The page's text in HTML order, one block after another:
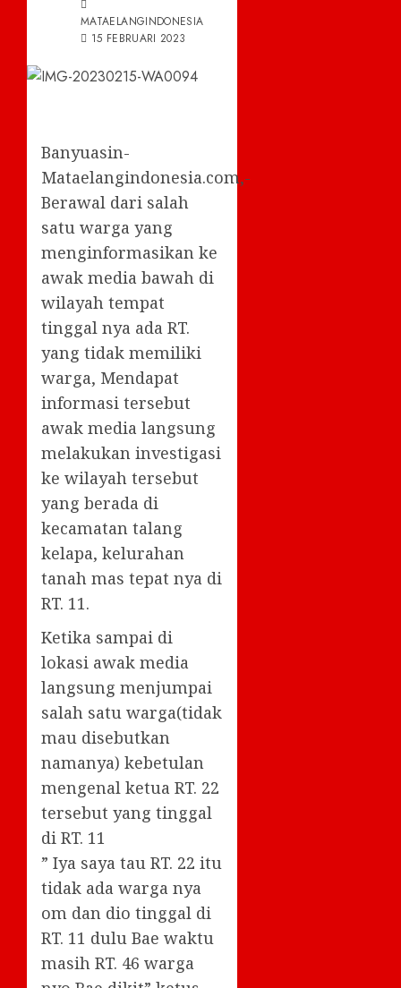
MATAELANGINDONESIA
15 FEBRUARI 2023
Banyuasin-
Mataelangindonesia.com,-
Berawal dari salah
satu warga yang
menginformasikan ke
awak media bawah di
wilayah tempat
tinggal nya ada RT.
yang tidak memiliki
warga, Mendapat
informasi tersebut
awak media langsung
melakukan investigasi
ke wilayah tersebut
yang berada di
kecamatan talang
kelapa, kelurahan
tanah mas tepat nya di
RT. 11.
Ketika sampai di
lokasi awak media
langsung menjumpai
salah satu warga(tidak
mau disebutkan
namanya) kebetulan
mengenal ketua RT. 22
tersebut yang tinggal
di RT. 11
” Iya saya tau RT. 22 itu
tidak ada warga nya
om dan dio tinggal di
RT. 11 dulu Bae waktu
masih RT. 46 warga